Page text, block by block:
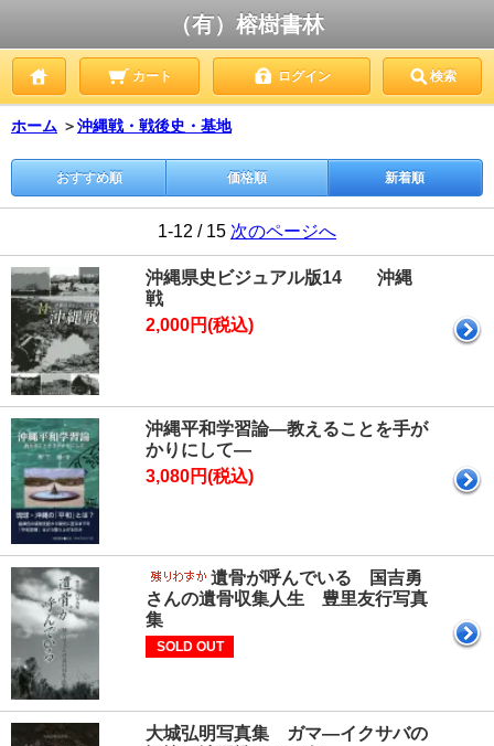
（有）榕樹書林
カート ログイン 検索
ホーム ＞沖縄戦・戦後史・基地
おすすめ順 価格順 新着順
1-12 / 15 次のページへ
沖縄県史ビジュアル版14 沖縄
戦
2,000円(税込)
沖縄平和学習論―教えることを手が
かりにして―
3,080円(税込)
遺骨が呼んでいる 国吉勇
さんの遺骨収集人生 豊里友行写真
集
SOLD OUT
大城弘明写真集 ガマ―イクサバの